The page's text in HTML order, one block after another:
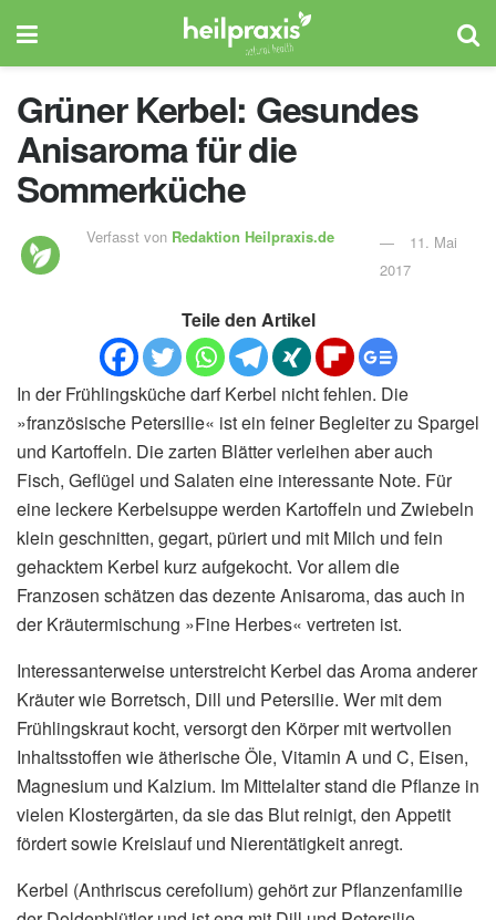
Grüner Kerbel: Gesundes
Anisaroma für die
Sommerküche
Verfasst von Redaktion Heilpraxis.de
11. Mai
2017
Teile den Artikel
In der Frühlingsküche darf Kerbel nicht fehlen. Die
»französische Petersilie« ist ein feiner Begleiter zu Spargel
und Kartoffeln. Die zarten Blätter verleihen aber auch
Fisch, Geflügel und Salaten eine interessante Note. Für
eine leckere Kerbelsuppe werden Kartoffeln und Zwiebeln
klein geschnitten, gegart, püriert und mit Milch und fein
gehacktem Kerbel kurz aufgekocht. Vor allem die
Franzosen schätzen das dezente Anisaroma, das auch in
der Kräutermischung »Fine Herbes« vertreten ist.
Interessanterweise unterstreicht Kerbel das Aroma anderer
Kräuter wie Borretsch, Dill und Petersilie. Wer mit dem
Frühlingskraut kocht, versorgt den Körper mit wertvollen
Inhaltsstoffen wie ätherische Öle, Vitamin A und C, Eisen,
Magnesium und Kalzium. Im Mittelalter stand die Pflanze in
vielen Klostergärten, da sie das Blut reinigt, den Appetit
fördert sowie Kreislauf und Nierentätigkeit anregt.
Kerbel (Anthriscus cerefolium) gehört zur Pflanzenfamilie